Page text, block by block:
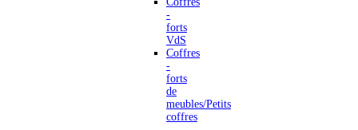
-
forts
VdS
Coffres
-
forts
de
meubles/Petits
coffres